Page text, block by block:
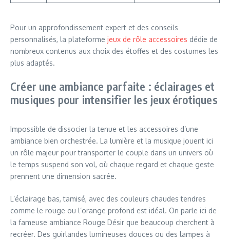
Pour un approfondissement expert et des conseils
personnalisés, la plateforme jeux de rôle accessoires dédie de
nombreux contenus aux choix des étoffes et des costumes les
plus adaptés.
Créer une ambiance parfaite : éclairages et
musiques pour intensifier les jeux érotiques
Impossible de dissocier la tenue et les accessoires d’une
ambiance bien orchestrée. La lumière et la musique jouent ici
un rôle majeur pour transporter le couple dans un univers où
le temps suspend son vol, où chaque regard et chaque geste
prennent une dimension sacrée.
L’éclairage bas, tamisé, avec des couleurs chaudes tendres
comme le rouge ou l’orange profond est idéal. On parle ici de
la fameuse ambiance Rouge Désir que beaucoup cherchent à
recréer. Des guirlandes lumineuses douces ou des lampes à